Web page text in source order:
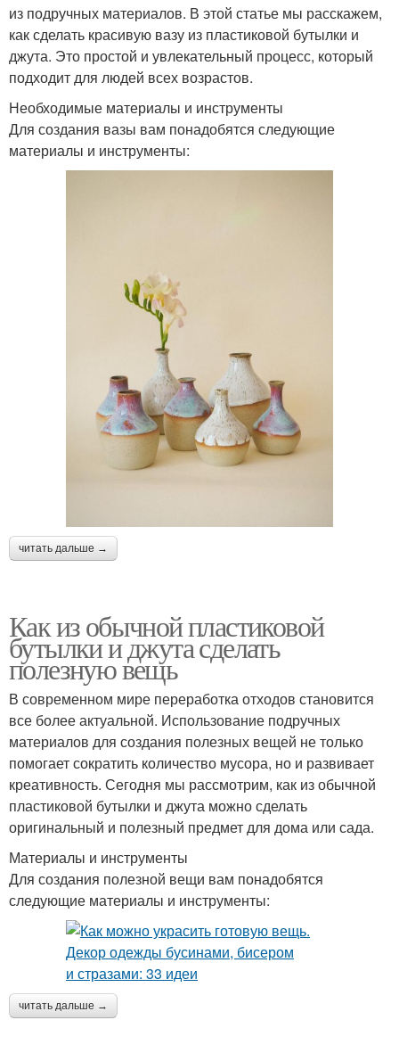
из подручных материалов. В этой статье мы расскажем,
как сделать красивую вазу из пластиковой бутылки и
джута. Это простой и увлекательный процесс, который
подходит для людей всех возрастов.
Необходимые материалы и инструменты
Для создания вазы вам понадобятся следующие
материалы и инструменты:
читать дальше →
Как из обычной пластиковой
бутылки и джута сделать
полезную вещь
В современном мире переработка отходов становится
все более актуальной. Использование подручных
материалов для создания полезных вещей не только
помогает сократить количество мусора, но и развивает
креативность. Сегодня мы рассмотрим, как из обычной
пластиковой бутылки и джута можно сделать
оригинальный и полезный предмет для дома или сада.
Материалы и инструменты
Для создания полезной вещи вам понадобятся
следующие материалы и инструменты:
читать дальше →